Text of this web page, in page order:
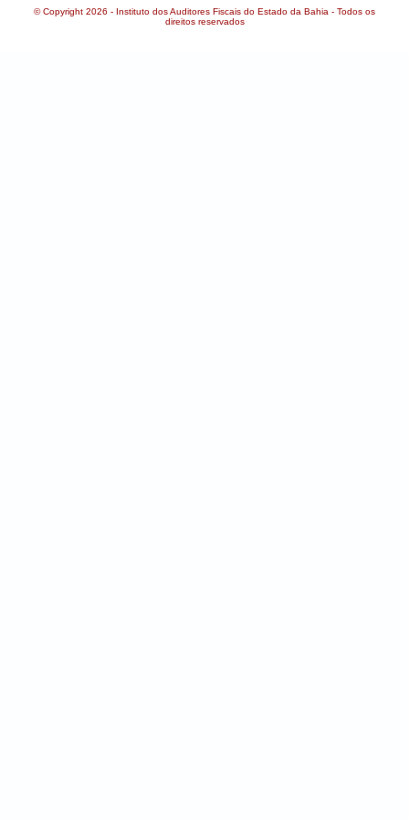
© Copyright 2026 - Instituto dos Auditores Fiscais do Estado da Bahia - Todos os
direitos reservados